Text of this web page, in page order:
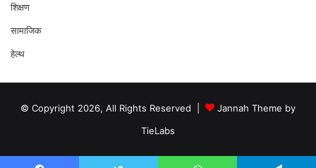
शिक्षण
सामाजिक
हेल्थ
© Copyright 2026, All Rights Reserved |
Jannah Theme by
TieLabs